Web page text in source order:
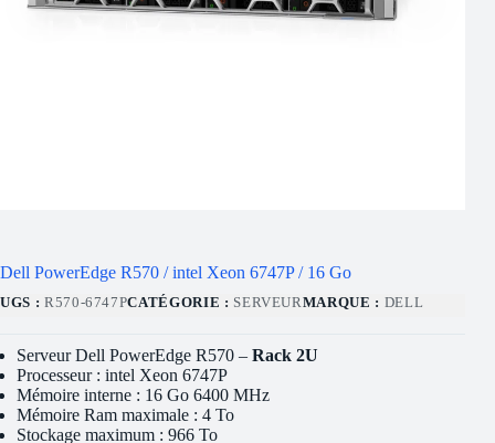
Dell PowerEdge R570 / intel Xeon 6747P / 16 Go
UGS : R570-6747PCATÉGORIE : SERVEURMARQUE : DELL
Serveur Dell PowerEdge R570 – Rack 2U
Processeur : intel Xeon 6747P
Mémoire interne : 16 Go 6400 MHz
Mémoire Ram maximale : 4 To
Stockage maximum : 966 To